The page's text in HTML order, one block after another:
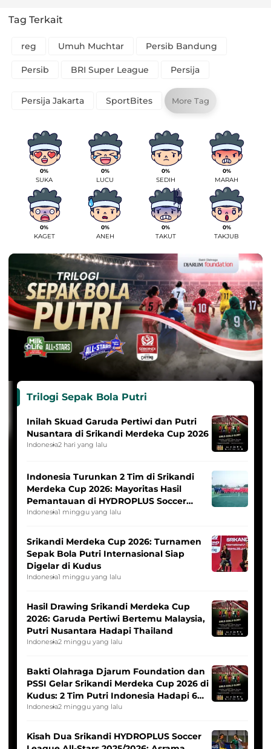
Tag Terkait
reg Umuh Muchtar Persib Bandung
Persib BRI Super League Persija
Persija Jakarta SportBites More Tag
0%
SUKA
0%
LUCU
0%
SEDIH
0%
MARAH
0%
KAGET
0%
ANEH
0%
TAKUT
0%
TAKJUB
Trilogi Sepak Bola Putri
Inilah Skuad Garuda Pertiwi dan Putri
Nusantara di Srikandi Merdeka Cup 2026
Indonesia2 hari yang lalu
Indonesia Turunkan 2 Tim di Srikandi
Merdeka Cup 2026: Mayoritas Hasil
Pemantauan di HYDROPLUS Soccer
League
Indonesia1 minggu yang lalu
Srikandi Merdeka Cup 2026: Turnamen
Sepak Bola Putri Internasional Siap
Digelar di Kudus
Indonesia1 minggu yang lalu
Hasil Drawing Srikandi Merdeka Cup
2026: Garuda Pertiwi Bertemu Malaysia,
Putri Nusantara Hadapi Thailand
Indonesia2 minggu yang lalu
Bakti Olahraga Djarum Foundation dan
PSSI Gelar Srikandi Merdeka Cup 2026 di
Kudus: 2 Tim Putri Indonesia Hadapi 6
Tim Asia
Indonesia2 minggu yang lalu
Kisah Dua Srikandi HYDROPLUS Soccer